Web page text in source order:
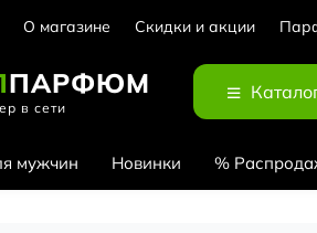
О магазине Скидки и акции
ПАРФЮМ
в сети
мужчин Новинки %